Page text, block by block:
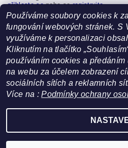
přihlaste senebo seregistrujte.
Tapo Kyšice, s.r.o., Nová 109,
republika, info@novia.cz
Facebook |
2026 ©FoltynTextil.cz, všechna práva
Používáme soubory cookies k
fungování webových stránek. S
využíváme k personalizaci
Kliknutím na tlačítko
používáním cookies a
na webu za účelem zobrazení
sociálních sítích a reklamních
Více na :Podmínky ochrany